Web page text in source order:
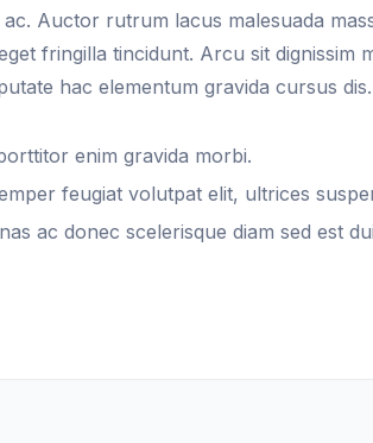
Auctor rutrum lacus malesuada
fringilla tincidunt. Arcu sit dignissim
hac elementum gravida cursus dis.
enim gravida morbi.
feugiat volutpat elit, ultrices
ac donec scelerisque diam sed est